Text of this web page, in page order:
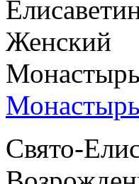
Монастырь
Свято-